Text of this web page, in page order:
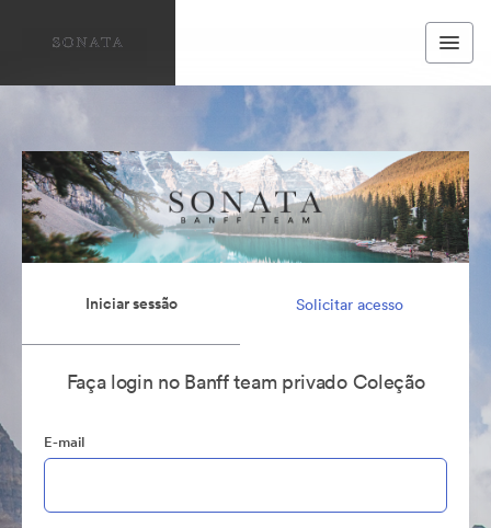
Iniciar sessão Solicitar acesso
Faça login no Banff team privado Coleção
E-mail